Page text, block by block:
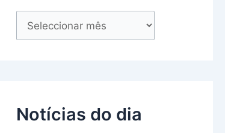
Notícias do dia